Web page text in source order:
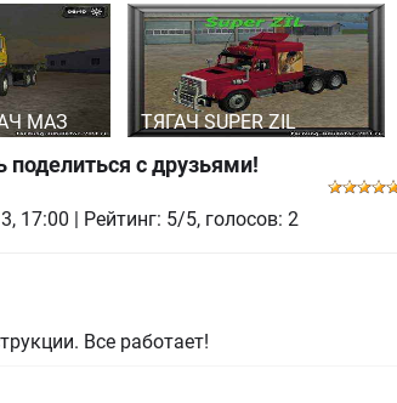
МАЗ ТЯГАЧ SUPER ZIL
с друзьями!
17:00 | Рейтинг: 5/5, голосов:2
Все работает!